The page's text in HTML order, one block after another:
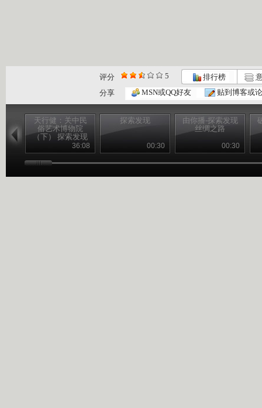
评分 5 排行榜
分享
MSN或QQ好友 贴到博客或
天行健：关中民
俗艺术博物院
（下） 探索发现
2011022836:08
探索发现
00:30
由你播-探索发现
丝绸之路
00:30